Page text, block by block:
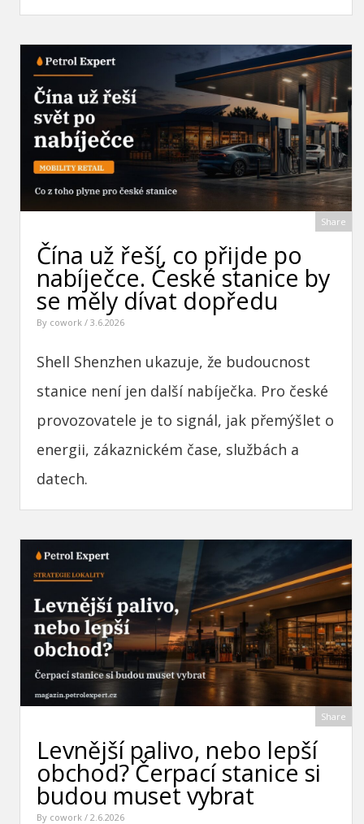
Share
Čína už řeší, co přijde po
nabíječce. České stanice by
se měly dívat dopředu
By cowork / 3.6.2026
Shell Shenzhen ukazuje, že budoucnost
stanice není jen další nabíječka. Pro české
provozovatele je to signál, jak přemýšlet o
energii, zákaznickém čase, službách a
datech.
Share
Levnější palivo, nebo lepší
obchod? Čerpací stanice si
budou muset vybrat
By cowork / 2.6.2026